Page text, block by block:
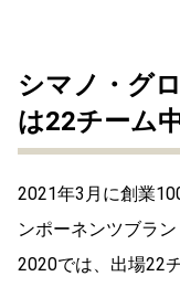
シマノ・グ
は22チーム
2021年3月に創業
ンポーネンツブラ
2020では、出場22